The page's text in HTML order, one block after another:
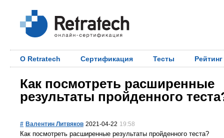
О Retratech Сертификация Тесты Рейтинг
Как посмотреть расширенные
результаты пройденного
# Валентин Литвяков 2021-04-22 19:58
Как посмотреть расширенные результаты пройденного теста?